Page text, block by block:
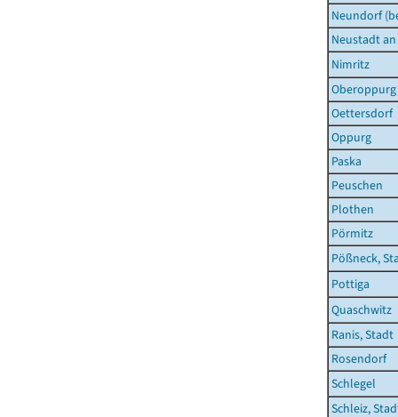
Neundorf
Neustadt
Nimritz
Oberoppurg
Oettersdorf
Oppurg
Paska
Peuschen
Plothen
Pörmitz
Pößneck,
Pottiga
Quaschwitz
Ranis, Stadt
Rosendorf
Schlegel
Schleiz,